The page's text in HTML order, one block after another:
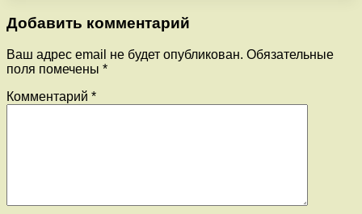
Добавить комментарий
Ваш адрес email не будет опубликован. Обязательные
поля помечены *
Комментарий *